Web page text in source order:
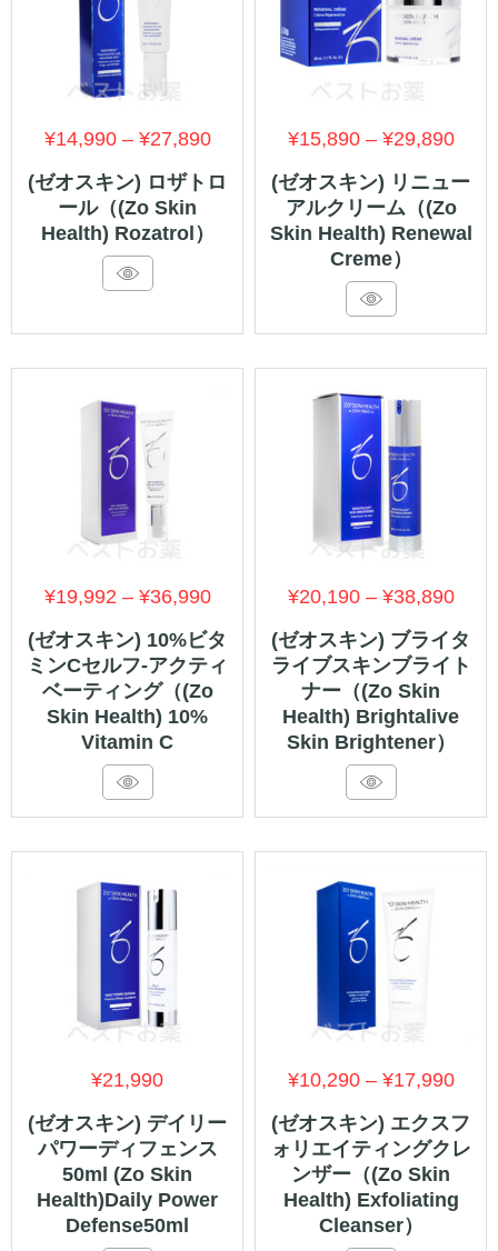
(ゼオスキン) ロザトロ
ール（(Zo Skin
Health) Rozatrol）
¥14,990 –¥27,890価
格
¥14,990
(ゼオスキン) リニュー
アルクリーム（(Zo
Skin Health) Renewal
Creme）
¥15,890 –¥29,890価
格
帯:
(ゼオスキン) 10%ビタ
ミンCセルフ-アクティ
ベーティング（(Zo
Skin Health) 10%
Vitamin C
¥19,992 –¥36,990価
格
帯:
¥19,992
(ゼオスキン) ブライタ
ライブスキンブライト
ナー（(Zo Skin
Health) Brightalive
Skin Brightener）
¥20,190 –¥38,890価
格
帯:
(ゼオスキン) デイリー
パワーディフェンス
50ml (Zo Skin
Health)Daily Power
Defense50ml
¥21,990
(ゼオスキン) エクスフ
ォリエイティングクレ
ンザー（(Zo Skin
Health) Exfoliating
Cleanser）
¥10,290 –¥17,990価
格
帯:
–